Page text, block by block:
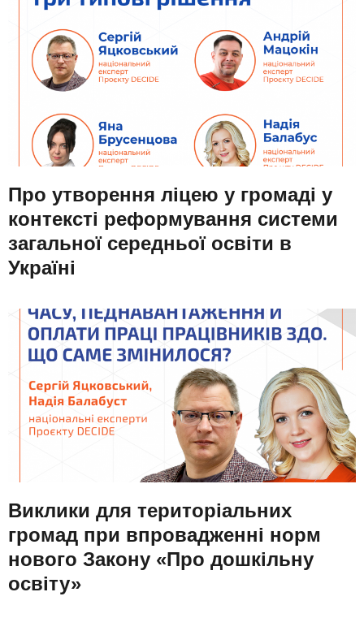
Про утворення ліцею у громаді у
контексті реформування системи
загальної середньої освіти в
Україні
Виклики для територіальних
громад при впровадженні норм
нового Закону «Про дошкільну
освіту»